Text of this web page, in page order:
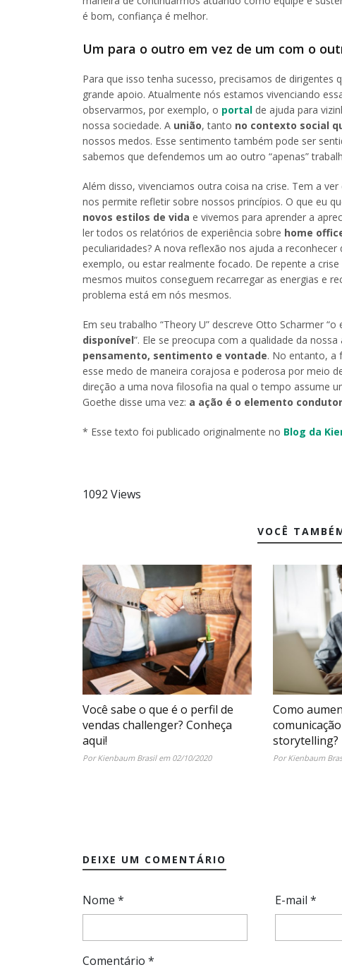
é bom, confiança é melhor.
Um para o outro em vez de um com o
Para que isso tenha sucesso, precisamos de
grande apoio. Atualmente nós estamos vivenciando
observarmos, por exemplo, o portal de ajuda para
nossa sociedade. A união, tanto no contexto social
nossos medos. Esse sentimento também pode ser
sabemos que defendemos um ao outro “apenas”
Além disso, vivenciamos outra coisa na crise. Tem a ver
nos permite refletir sobre nossos princípios. O que eu
novos estilos de vida e vivemos para aprender a
ler todos os relatórios de experiência sobre home
peculiaridades? A nova reflexão nos ajuda a
exemplo, ou estar realmente focado. De repente a
mesmos muitos conseguem recarregar as energias e
problema está em nós mesmos.
Em seu trabalho “Theory U” descreve Otto Scharmer
disponível”. Ele se preocupa com a qualidade da
pensamento, sentimento e vontade. No entanto, a
esse medo de maneira corajosa e poderosa por meio
direção a uma nova filosofia na qual o tempo assume
Goethe disse uma vez: a ação é o elemento condutor
* Esse texto foi publicado originalmente no Blog da
1092 Views
VOCÊ
Você sabe o que é o perfil de
vendas challenger? Conheça
aqui!
Por Kienbaum Brasil em 02/10/2020
Como
storytelling?
Por Kienbaum
DEIXE UM COMENTÁRIO
Nome * E-mail *
Comentário *